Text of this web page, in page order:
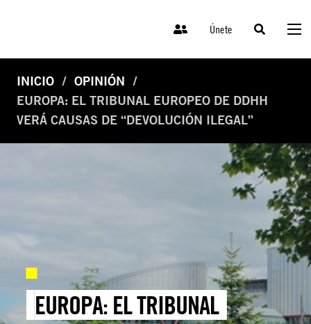
Únete
INICIO
OPINIÓN
EUROPA: EL TRIBUNAL EUROPEO DE DDHH
VERÁ CAUSAS DE “DEVOLUCIÓN ILEGAL”
EUROPA: EL TRIBUNAL